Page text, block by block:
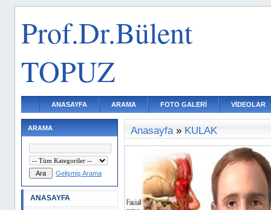
Prof.Dr.Bülent
TOPUZ
ANASAYFA ARAMA FOTO GALERİ VİDEOLAR
ARAMA
Gelişmiş Arama
ANASAYFA
Anasayfa» KULAK